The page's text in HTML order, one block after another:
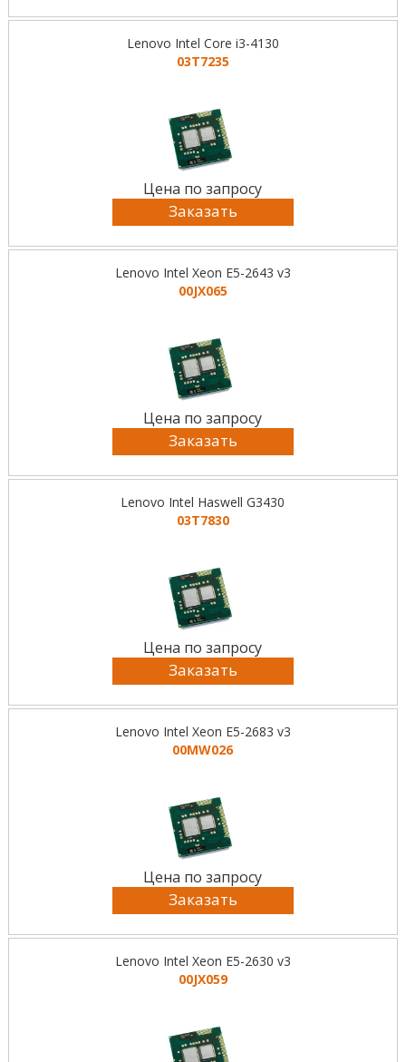
Lenovo Intel Core i3-4130
03T7235
Цена по запросу
Заказать
Lenovo Intel Xeon E5-2643 v3
00JX065
Цена по запросу
Заказать
Lenovo Intel Haswell G3430
03T7830
Цена по запросу
Заказать
Lenovo Intel Xeon E5-2683 v3
00MW026
Цена по запросу
Заказать
Lenovo Intel Xeon E5-2630 v3
00JX059